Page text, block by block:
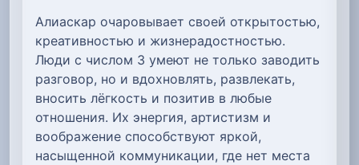
Алиаскар очаровывает своей открытостью,
креативностью и жизнерадостностью.
Люди с числом 3 умеют не только заводить
разговор, но и вдохновлять, развлекать,
вносить лёгкость и позитив в любые
отношения. Их энергия, артистизм и
воображение способствуют яркой,
насыщенной коммуникации, где нет места